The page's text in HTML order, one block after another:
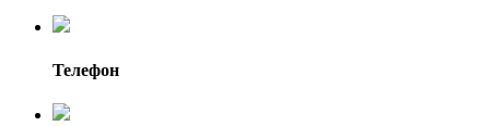
Телефон